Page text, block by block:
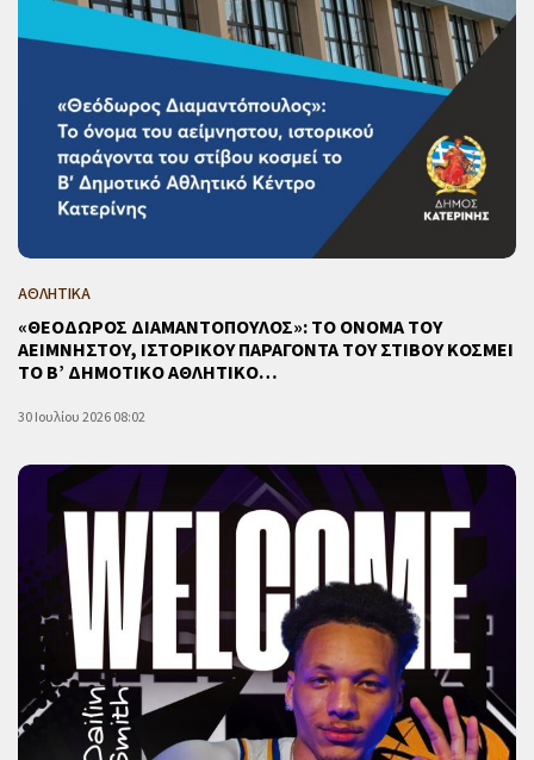
ΑΘΛΗΤΙΚΑ
«ΘΕΟΔΩΡΟΣ ΔΙΑΜΑΝΤΟΠΟΥΛΟΣ»: ΤΟ ΟΝΟΜΑ ΤΟΥ
ΑΕΙΜΝΗΣΤΟΥ, ΙΣΤΟΡΙΚΟΥ ΠΑΡΑΓΟΝΤΑ ΤΟΥ ΣΤΙΒΟΥ ΚΟΣΜΕΙ
ΤΟ Β’ ΔΗΜΟΤΙΚΟ ΑΘΛΗΤΙΚΟ…
30 Ιουλίου 2026 08:02